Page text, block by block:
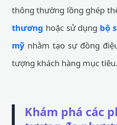
thông thường lồng ghép
thương hoặc sử dụng bộ
mỹ nhằm tạo sự đồng
tượng khách hàng mục tiêu.
Khám phá các